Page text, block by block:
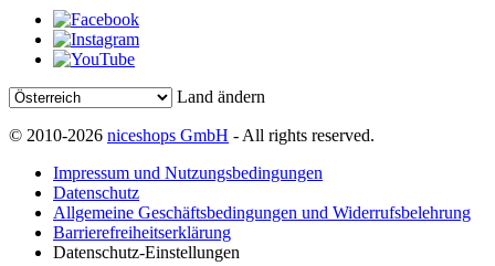
Land ändern
© 2010-2026 niceshops GmbH - All rights reserved.
Impressum und Nutzungsbedingungen
Datenschutz
Allgemeine Geschäftsbedingungen und Widerrufsbelehrung
Barrierefreiheitserklärung
Datenschutz-Einstellungen